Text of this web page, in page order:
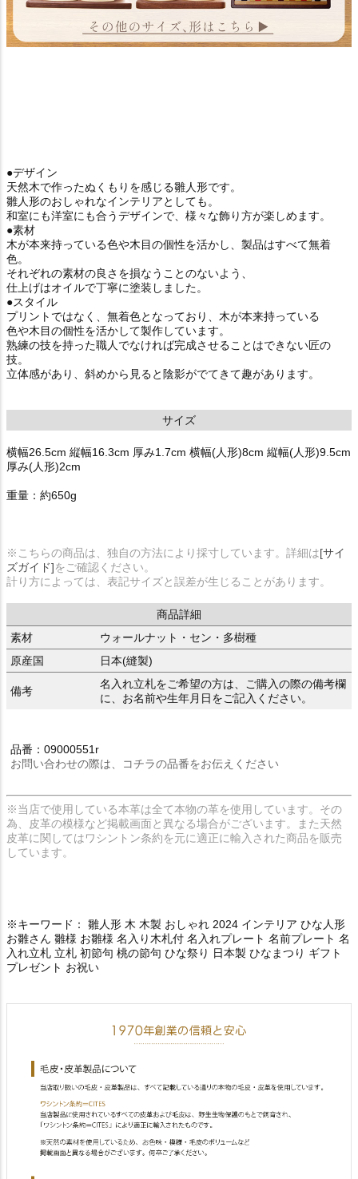
●デザイン
天然木で作ったぬくもりを感じる雛人形です。
雛人形のおしゃれなインテリアとしても。
和室にも洋室にも合うデザインで、様々な飾り方が楽しめます。
●素材
木が本来持っている色や木目の個性を活かし、製品はすべて無着
色。
それぞれの素材の良さを損なうことのないよう、
仕上げはオイルで丁寧に塗装しました。
●スタイル
プリントではなく、無着色となっており、木が本来持っている
色や木目の個性を活かして製作しています。
熟練の技を持った職人でなければ完成させることはできない匠の
技。
立体感があり、斜めから見ると陰影がでてきて趣があります。
サイズ
横幅26.5cm 縦幅16.3cm 厚み1.7cm 横幅(人形)8cm 縦幅(人形)9.5cm
厚み(人形)2cm
重量：約650g
※こちらの商品は、独自の方法により採寸しています。詳細は[サイ
ズガイド]をご確認ください。
計り方によっては、表記サイズと誤差が生じることがあります。
商品詳細
素材
ウォールナット・セン・多樹種
原産国
日本(縫製)
備考
名入れ立札をご希望の方は、ご購入の際の備考欄
に、お名前や生年月日をご記入ください。
品番：09000551r
お問い合わせの際は、コチラの品番をお伝えください
※当店で使用している本革は全て本物の革を使用しています。その
為、皮革の模様など掲載画面と異なる場合がございます。また天然
皮革に関してはワシントン条約を元に適正に輸入された商品を販売
しています。
※キーワード： 雛人形 木 木製 おしゃれ 2024 インテリア ひな人形
お雛さん 雛様 お雛様 名入り木札付 名入れプレート 名前プレート 名
入れ立札 立札 初節句 桃の節句 ひな祭り 日本製 ひなまつり ギフト
プレゼント お祝い